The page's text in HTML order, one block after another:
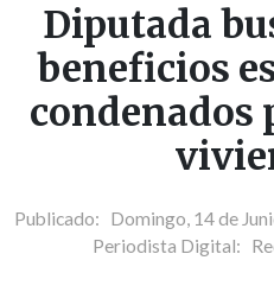
Diputada
beneficios
condenados
Publicado: Domingo, 14 de
Periodista Digital: